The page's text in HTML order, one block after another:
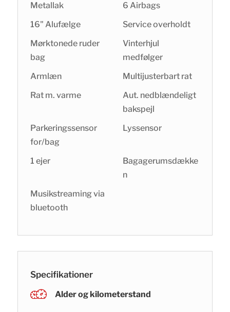
Metallak
6 Airbags
16" Alufælge
Service overholdt
Mørktonede ruder
bag
Vinterhjul
medfølger
Armlæn
Multijusterbart rat
Rat m. varme
Aut. nedblændeligt
bakspejl
Parkeringssensor
for/bag
Lyssensor
1 ejer
Bagagerumsdække
n
Musikstreaming via
bluetooth
Specifikationer
Alder og kilometerstand